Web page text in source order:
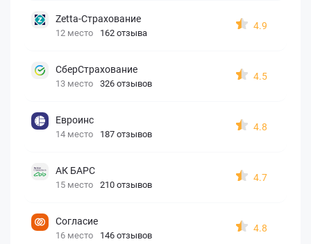
Zetta-Страхование
12 место 162 отзыва
4.9
СберСтрахование
13 место 326 отзывов
4.5
Евроинс
14 место 187 отзывов
4.8
АК БАРС
15 место 210 отзывов
4.7
Согласие
16 место 146 отзывов
4.8